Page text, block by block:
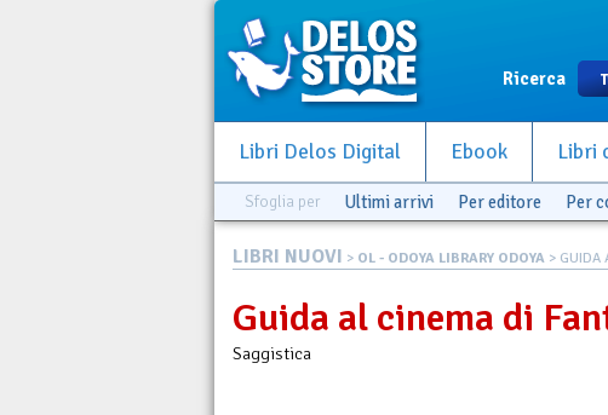
Ricerca
Libri Delos Digital Ebook Libri
Sfoglia per Ultimi arrivi Per editore Per
LIBRI NUOVI > OL - ODOYA LIBRARY ODOYA > GUIDA
Guida al cinema di
Saggistica